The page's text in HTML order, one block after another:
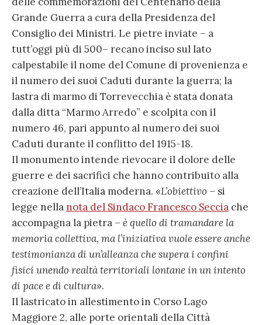
Grande Guerra a cura della Presidenza del
Consiglio dei Ministri. Le pietre inviate – a
tutt’oggi più di 500– recano inciso sul lato
calpestabile il nome del Comune di provenienza e
il numero dei suoi Caduti durante la guerra; la
lastra di marmo di Torrevecchia è stata donata
dalla ditta “Marmo Arredo” e scolpita con il
numero 46, pari appunto al numero dei suoi
Caduti durante il conflitto del 1915-18.
Il monumento intende rievocare il dolore delle
guerre e dei sacrifici che hanno contribuito alla
creazione dell’Italia moderna. «L’obiettivo – si
legge nellanota del Sindaco Francesco Seccia che
accompagna la pietra – è quello di tramandare la
memoria collettiva, ma l’iniziativa vuole essere anche
testimonianza di un’alleanza che supera i confini
fisici unendo realtà territoriali lontane in un intento
di pace e di cultura».
Il lastricato in allestimento in Corso Lago
Maggiore 2, alle porte orientali della Città